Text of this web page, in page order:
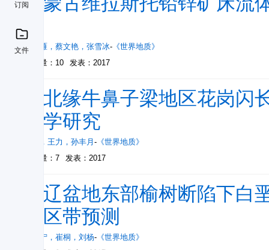
订阅
文件
究
权鸿雁 ， 蔡文艳 ， 张雪冰- 《世界地质》
被引量：10
发表：2017
柴北缘牛鼻子梁地区花岗
化学研究
， 王力 ， 孙丰月 - 《世界地质》
被引量：7
发表：2017
松辽盆地东部榆树断陷下
探区带预测
任燕宁 ， 崔桐 ， 刘杨- 《世界地质》